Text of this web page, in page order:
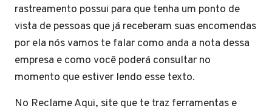
rastreamento possui para que tenha um ponto de
vista de pessoas que já receberam suas encomendas
por ela nós vamos te falar como anda a nota dessa
empresa e como você poderá consultar no
momento que estiver lendo esse texto.
No Reclame Aqui, site que te traz ferramentas e